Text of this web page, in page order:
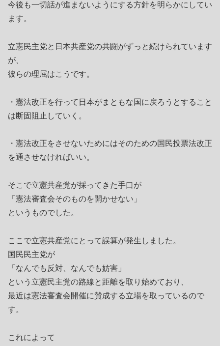
今後も一切話が進まないようにする方針を明らかにしてい
ます。
立憲民主党と日本共産党の共闘がずっと続けられています
が、
彼らの理屈はこうです。
・憲法改正を行って日本がまともな国に戻ろうとすること
は断固阻止していく。
・憲法改正をさせないためにはそのための国民投票法改正
を通させなければいい。
そこで立憲共産党が採ってきた手口が
「憲法審査会そのものを開かせない」
というものでした。
ここで立憲共産党にとって誤算が発生しました。
国民民主党が
「なんでも反対、なんでも妨害」
という立憲民主党の路線と距離を取り始めており、
最近は憲法審査会開催に賛成する立場を取っているので
す。
これによって